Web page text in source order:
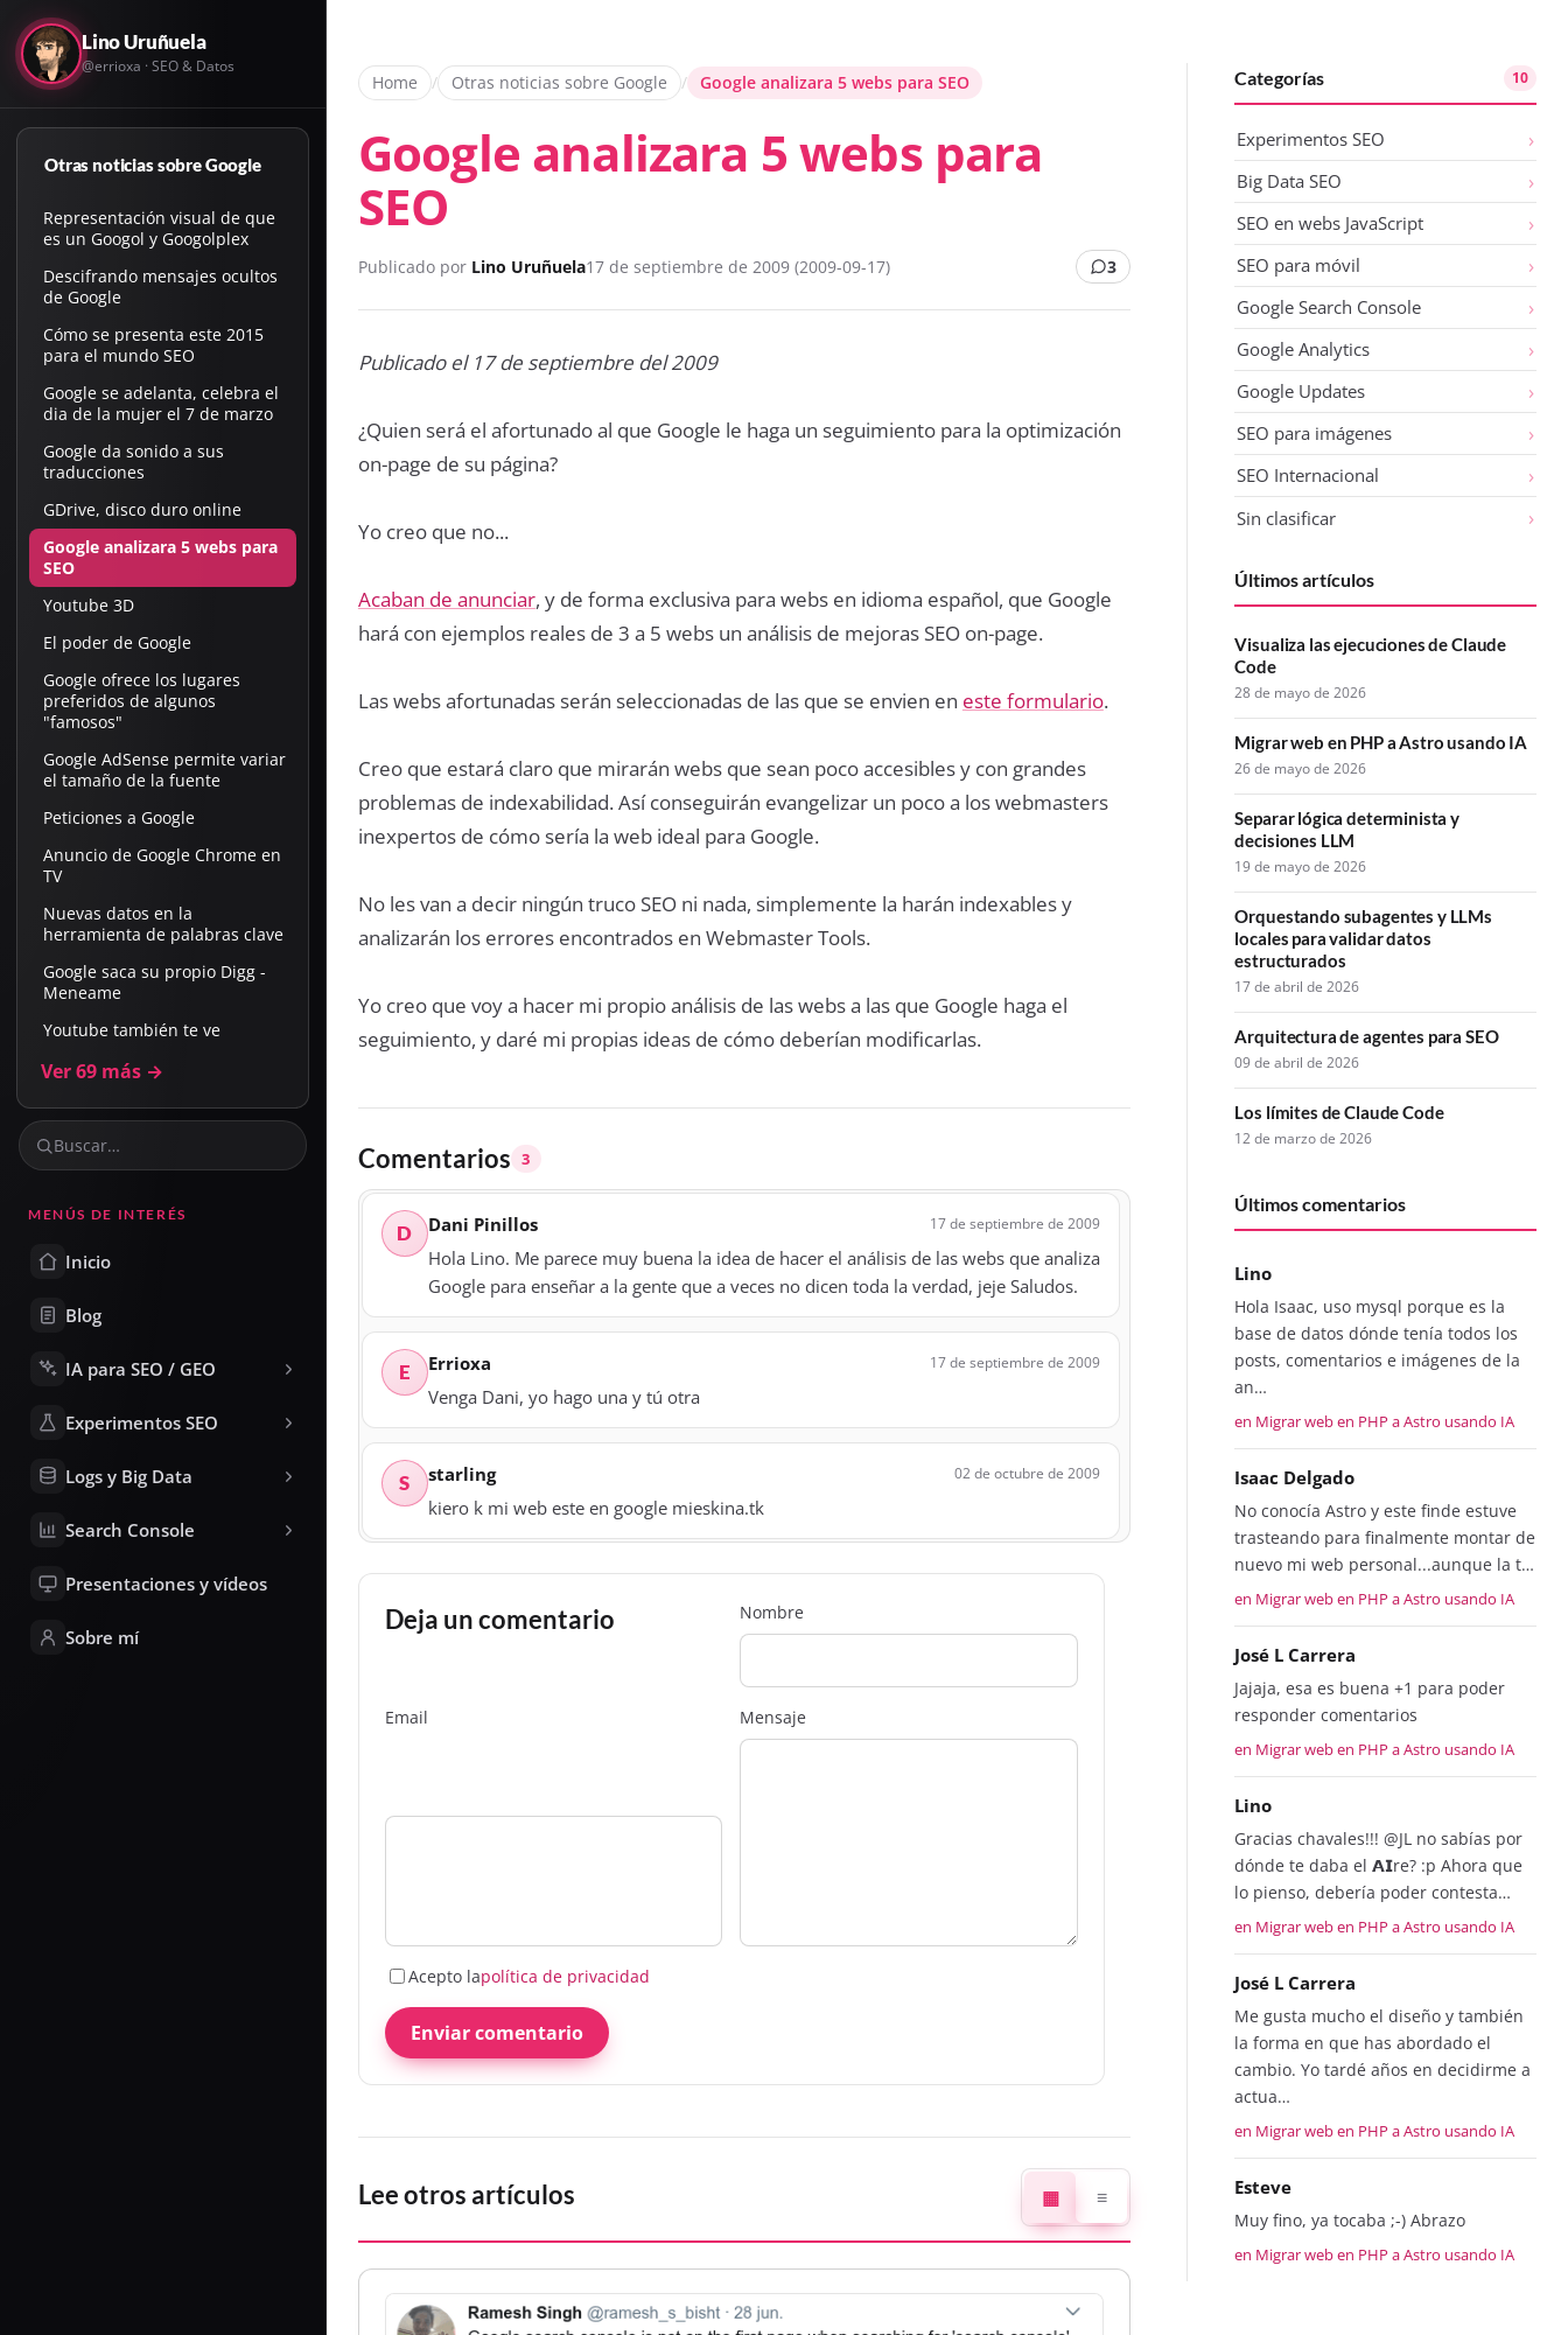
Lino Uruñuela
@errioxa · SEO & Datos
Otras noticias sobre Google
Representación visual de que
es un Googol y Googolplex
Descifrando mensajes ocultos
de Google
Cómo se presenta este 2015
para el mundo SEO
Google se adelanta, celebra el
dia de la mujer el 7 de marzo
Google da sonido a sus
traducciones
GDrive, disco duro online
Google analizara 5 webs para
SEO
Youtube 3D
El poder de Google
Google ofrece los lugares
preferidos de algunos
"famosos"
Google AdSense permite variar
el tamaño de la fuente
Peticiones a Google
Anuncio de Google Chrome en
TV
Nuevas datos en la
herramienta de palabras clave
Google saca su propio Digg -
Meneame
Youtube también te ve
Ver 69 más →
MENÚS DE INTERÉS
Inicio
Blog
IA para SEO / GEO
Experimentos SEO
Logs y Big Data
Search Console
Presentaciones y vídeos
Sobre mí
Home / Otras noticias sobre Google / Google analizara 5 webs para SEO
Google analizara 5 webs para
SEO
Publicado por Lino Uruñuela17 de septiembre de 2009 (2009-09-17) 3
Publicado el 17 de septiembre del 2009
¿Quien será el afortunado al que Google le haga un seguimiento para la optimización
on-page de su página?
Yo creo que no...
Acaban de anunciar, y de forma exclusiva para webs en idioma español, que Google
hará con ejemplos reales de 3 a 5 webs un análisis de mejoras SEO on-page.
Las webs afortunadas serán seleccionadas de las que se envien en este formulario.
Creo que estará claro que mirarán webs que sean poco accesibles y con grandes
problemas de indexabilidad. Así conseguirán evangelizar un poco a los webmasters
inexpertos de cómo sería la web ideal para Google.
No les van a decir ningún truco SEO ni nada, simplemente la harán indexables y
analizarán los errores encontrados en Webmaster Tools.
Yo creo que voy a hacer mi propio análisis de las webs a las que Google haga el
seguimiento, y daré mi propias ideas de cómo deberían modificarlas.
Comentarios 3
D Dani Pinillos 17 de septiembre de 2009
Hola Lino. Me parece muy buena la idea de hacer el análisis de las webs que analiza
Google para enseñar a la gente que a veces no dicen toda la verdad, jeje Saludos.
E Errioxa 17 de septiembre de 2009
Venga Dani, yo hago una y tú otra
S starling 02 de octubre de 2009
kiero k mi web este en google mieskina.tk
Deja un comentario Nombre
Email Mensaje
Acepto lapolítica de privacidad
Enviar comentario
Lee otros artículos ▦ ≡
Categorías 10
Experimentos SEO
Big Data SEO
SEO en webs JavaScript
SEO para móvil
Google Search Console
Google Analytics
Google Updates
SEO para imágenes
SEO Internacional
Sin clasificar
Últimos artículos
Visualiza las ejecuciones de Claude
Code
28 de mayo de 2026
Migrar web en PHP a Astro usando IA
26 de mayo de 2026
Separar lógica determinista y
decisiones LLM
19 de mayo de 2026
Orquestando subagentes y LLMs
locales para validar datos
estructurados
17 de abril de 2026
Arquitectura de agentes para SEO
09 de abril de 2026
Los límites de Claude Code
12 de marzo de 2026
Últimos comentarios
Lino
Hola Isaac, uso mysql porque es la
base de datos dónde tenía todos los
posts, comentarios e imágenes de la
an…
en Migrar web en PHP a Astro usando IA
Isaac Delgado
No conocía Astro y este finde estuve
trasteando para finalmente montar de
nuevo mi web personal...aunque la t…
en Migrar web en PHP a Astro usando IA
José L Carrera
Jajaja, esa es buena +1 para poder
responder comentarios
en Migrar web en PHP a Astro usando IA
Lino
Gracias chavales!!! @JL no sabías por
dónde te daba el 𝗔𝗜re? :p Ahora que
lo pienso, debería poder contesta…
en Migrar web en PHP a Astro usando IA
José L Carrera
Me gusta mucho el diseño y también
la forma en que has abordado el
cambio. Yo tardé años en decidirme a
actua…
en Migrar web en PHP a Astro usando IA
Esteve
Muy fino, ya tocaba ;-) Abrazo
en Migrar web en PHP a Astro usando IA